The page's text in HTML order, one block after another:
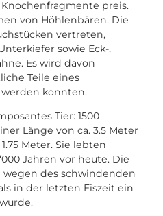
preis.
von Höhlenbären. Die
vertreten,
sowie Eck-,
Es wird davon
Teile eines
konnten.
Tier: 1500
Länge von ca. 3.5 Meter
Meter. Sie lebten
Jahren vor heute. Die
des schwindenden
in der letzten Eiszeit ein